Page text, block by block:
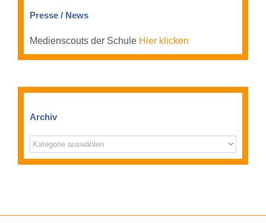
Presse / News
Medienscouts der Schule Hier klicken
Archiv
Archiv